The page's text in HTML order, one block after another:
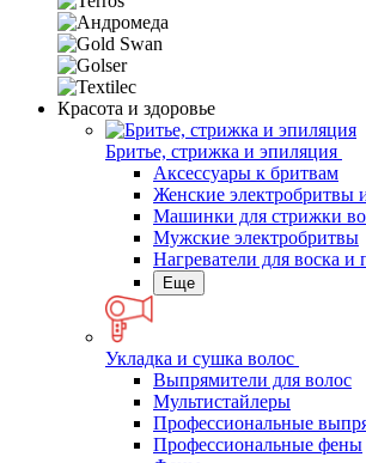
Красота и здоровье
Бритье, стрижка и эпиляция
Аксессуары к бритвам
Женские электробритвы
Машинки для стрижки
Мужские электробритвы
Нагреватели для воска и
Еще
Укладка и сушка волос
Выпрямители для волос
Мультистайлеры
Профессиональные
Профессиональные фены